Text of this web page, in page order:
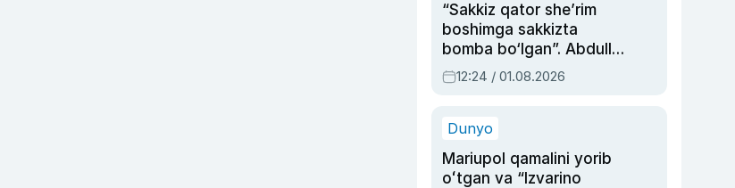
“Sakkiz qator she’rim
boshimga sakkizta
bomba bo‘lgan”. Abdulla
Oripovni siyosiy
ayblovlardan asrab
12:24 / 01.08.2026
Dunyo
Mariupol qamalini yorib
oʻtgan va “Izvarino